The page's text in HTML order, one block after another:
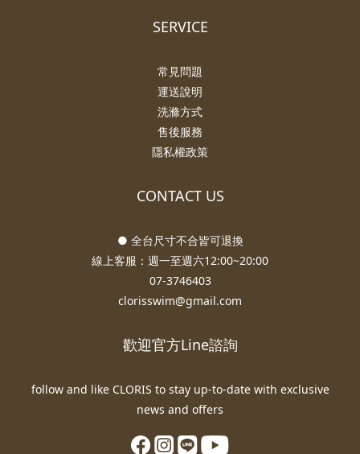
SERVICE
常見問題
運送說明
洗滌方式
售後服務
隱私權政策
CONTACT US
● 全台尺寸不合皆可退換
線上客服：週一至週六12:00~20:00
07-3746403
clorisswim@gmail.com
歡迎官方Line諮詢
follow and like CLORIS to stay up-to-date with exclusive
news and offers